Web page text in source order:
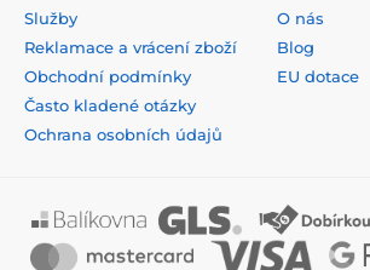
Služby
Reklamace a vrácení zboží
Obchodní podmínky
Často kladené otázky
Ochrana osobních údajů
O nás
Blog
EU dotace